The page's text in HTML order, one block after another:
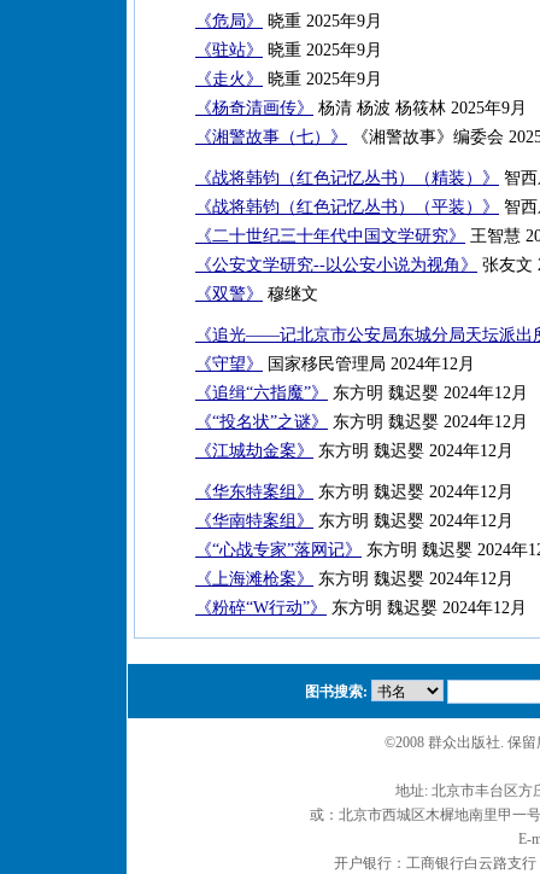
《危局》
晓重 2025年9月
《驻站》
晓重 2025年9月
《走火》
晓重 2025年9月
《杨奇清画传》
杨清 杨波 杨筱林 2025年9月
《湘警故事（七）》
《湘警故事》编委会
《战将韩钧（红色记忆丛书）（精装）》
智西
《战将韩钧（红色记忆丛书）（平装）》
智西
《二十世纪三十年代中国文学研究》
王智慧
《公安文学研究--以公安小说为视角》
张友文
《双警》
穆继文
《追光——记北京市公安局东城分局天坛派出
《守望》
国家移民管理局 2024年12月
《追缉“六指魔”》
东方明 魏迟婴 2024年12月
《“投名状”之谜》
东方明 魏迟婴 2024年12月
《江城劫金案》
东方明 魏迟婴 2024年12月
《华东特案组》
东方明 魏迟婴 2024年12月
《华南特案组》
东方明 魏迟婴 2024年12月
《“心战专家”落网记》
东方明 魏迟婴 2024年
《上海滩枪案》
东方明 魏迟婴 2024年12月
《粉碎“W行动”》
东方明 魏迟婴 2024年12月
图书搜索:
©2008 群众出版社. 保
地址: 北京市丰台区
或：北京市西城区木樨地南里甲一
E-
开户银行：工商银行白云路支